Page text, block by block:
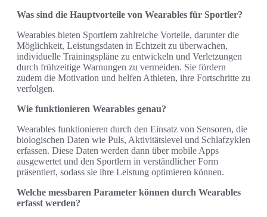
Was sind die Hauptvorteile von Wearables für Sportler?
Wearables bieten Sportlern zahlreiche Vorteile, darunter die
Möglichkeit, Leistungsdaten in Echtzeit zu überwachen,
individuelle Trainingspläne zu entwickeln und Verletzungen
durch frühzeitige Warnungen zu vermeiden. Sie fördern
zudem die Motivation und helfen Athleten, ihre Fortschritte zu
verfolgen.
Wie funktionieren Wearables genau?
Wearables funktionieren durch den Einsatz von Sensoren, die
biologischen Daten wie Puls, Aktivitätslevel und Schlafzyklen
erfassen. Diese Daten werden dann über mobile Apps
ausgewertet und den Sportlern in verständlicher Form
präsentiert, sodass sie ihre Leistung optimieren können.
Welche messbaren Parameter können durch Wearables
erfasst werden?